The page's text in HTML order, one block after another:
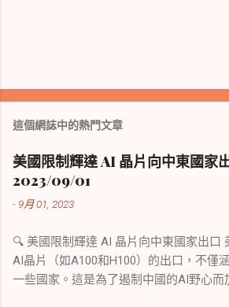
這個網誌中的熱門文章
美國限制輝達 AI 晶片向中東國家
2023/09/01
- 9月 01, 2023
🔍 美國限制輝達 AI 晶片向中東國家出口
AI晶片（如A100和H100）的出口，不僅
一些國家。這是為了遏制中國的AI野心